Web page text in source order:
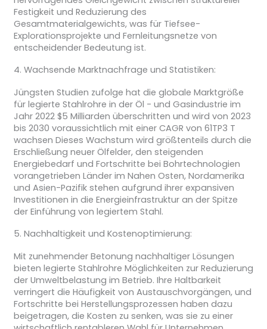
Festigkeit und Reduzierung des
Gesamtmaterialgewichts, was für Tiefsee-
Explorationsprojekte und Fernleitungsnetze von
entscheidender Bedeutung ist.
4. Wachsende Marktnachfrage und Statistiken:
Jüngsten Studien zufolge hat die globale Marktgröße
für legierte Stahlrohre in der Öl - und Gasindustrie im
Jahr 2022 $5 Milliarden überschritten und wird von 2023
bis 2030 voraussichtlich mit einer CAGR von 61TP3 T
wachsen Dieses Wachstum wird größtenteils durch die
Erschließung neuer Ölfelder, den steigenden
Energiebedarf und Fortschritte bei Bohrtechnologien
vorangetrieben Länder im Nahen Osten, Nordamerika
und Asien-Pazifik stehen aufgrund ihrer expansiven
Investitionen in die Energieinfrastruktur an der Spitze
der Einführung von legiertem Stahl.
5. Nachhaltigkeit und Kostenoptimierung:
Mit zunehmender Betonung nachhaltiger Lösungen
bieten legierte Stahlrohre Möglichkeiten zur Reduzierung
der Umweltbelastung im Betrieb. Ihre Haltbarkeit
verringert die Häufigkeit von Austauschvorgängen, und
Fortschritte bei Herstellungsprozessen haben dazu
beigetragen, die Kosten zu senken, was sie zu einer